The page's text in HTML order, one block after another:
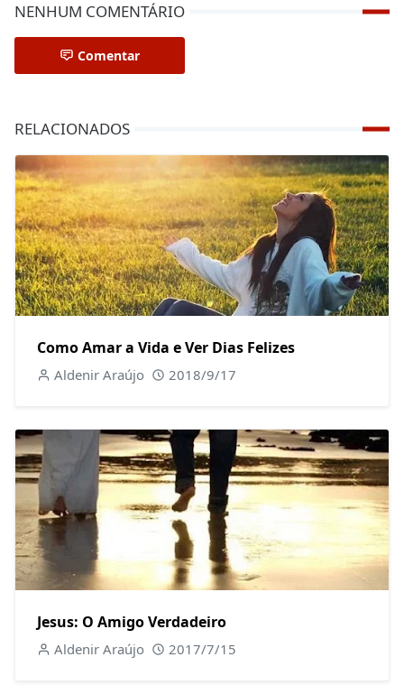
NENHUM COMENTÁRIO
Comentar
RELACIONADOS
Como Amar a Vida e Ver Dias Felizes
Aldenir Araújo 2018/9/17
Jesus: O Amigo Verdadeiro
Aldenir Araújo 2017/7/15